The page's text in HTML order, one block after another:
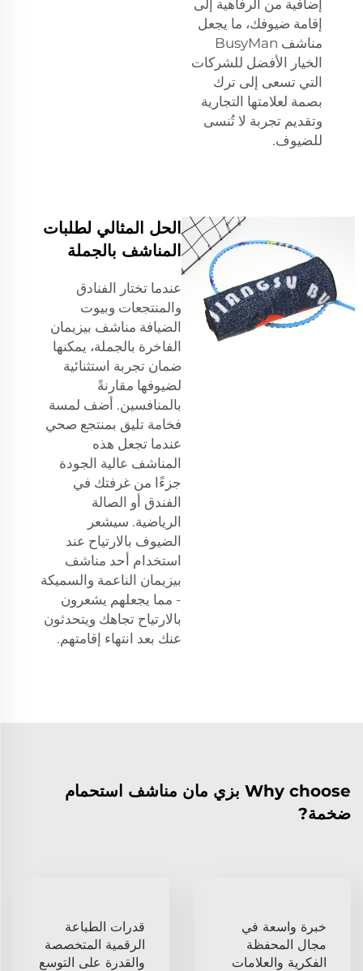
إضافية من الرفاهية إلى
إقامة ضيوفك، ما يجعل
مناشف BusyMan
الخيار الأفضل للشركات
التي تسعى إلى ترك
بصمة لعلامتها التجارية
وتقديم تجربة لا تُنسى
للضيوف.
الحل المثالي لطلبات
المناشف بالجملة
عندما تختار الفنادق
والمنتجعات وبيوت
الضيافة مناشف بيزيمان
الفاخرة بالجملة، يمكنها
ضمان تجربة استثنائية
لضيوفها مقارنةً
بالمنافسين. أضف لمسة
فخامة تليق بمنتجع صحي
عندما تجعل هذه
المناشف عالية الجودة
جزءًا من غرفتك في
الفندق أو الصالة
الرياضية. سيشعر
الضيوف بالارتياح عند
استخدام أحد مناشف
بيزيمان الناعمة والسميكة
- مما يجعلهم يشعرون
بالارتياح تجاهك ويتحدثون
عنك بعد انتهاء إقامتهم.
Why choose بزي مان مناشف استحمام
ضخمة?
خبرة واسعة في
مجال المحفظة
الفكرية والعلامات
قدرات الطباعة
الرقمية المتخصصة
والقدرة على التوسع